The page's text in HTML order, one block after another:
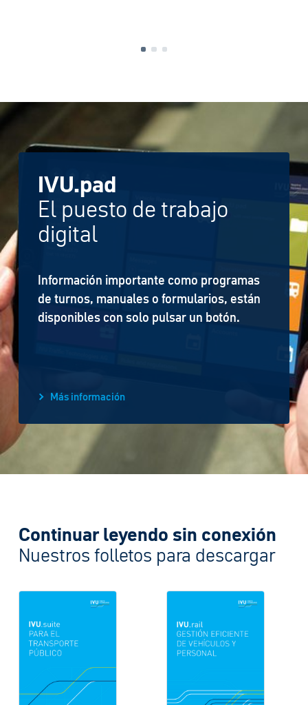
IVU.pad
El puesto de trabajo
digital
Información importante como programas
de turnos, manuales o formularios, están
disponibles con solo pulsar un botón.
Más información
Continuar leyendo sin conexión
Nuestros folletos para descargar